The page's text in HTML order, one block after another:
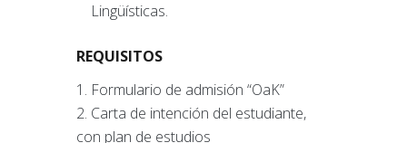
Lingüísticas.
REQUISITOS
Formulario de admisión “OaK”
Carta de intención del estudiante,
con plan de estudios